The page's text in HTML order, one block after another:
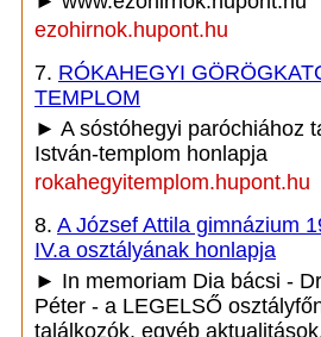
ezohirnok.hupont.hu
7. RÓKAHEGYI
TEMPLOM
► A sóstóhegyi paróchiához
István-templom honlapja
rokahegyitemplom.hupont.hu
8. A József Attila gimnázium
IV.a osztályának honlapja
► In memoriam Dia bácsi -
Péter - a LEGELSŐ
találkozók, egyéb